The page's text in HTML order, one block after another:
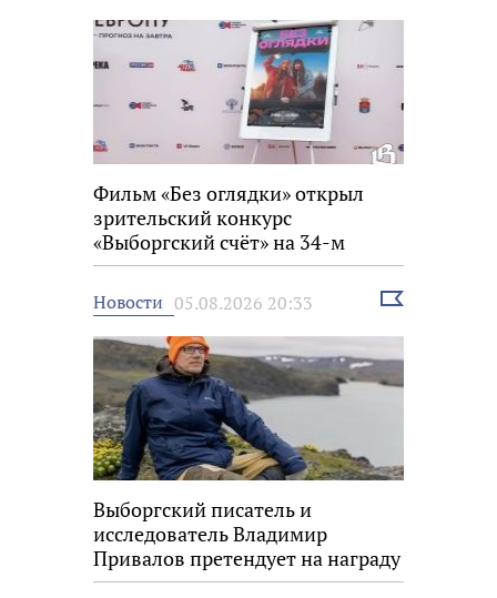
Фильм «Без оглядки» открыл
зрительский конкурс
«Выборгский счёт» на 34-м
фестивале «Окно в Европу»
Новости 05.08.2026 20:33
Выбрать
Выборгский писатель и
исследователь Владимир
Привалов претендует на награду
«Знание.Премия»